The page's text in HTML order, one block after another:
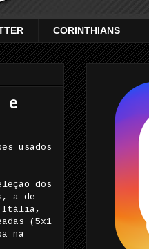
CORINTHIANS
e
usados
dos
a de
Itália,
(5x1
na